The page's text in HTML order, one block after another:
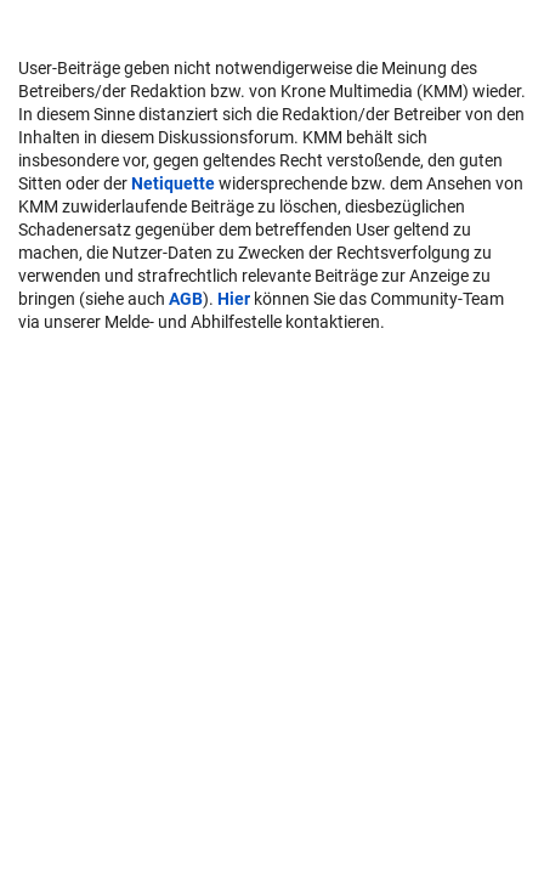
User-Beiträge geben nicht notwendigerweise die Meinung des
Betreibers/der Redaktion bzw. von Krone Multimedia (KMM) wieder.
In diesem Sinne distanziert sich die Redaktion/der Betreiber von den
Inhalten in diesem Diskussionsforum. KMM behält sich
insbesondere vor, gegen geltendes Recht verstoßende, den guten
Sitten oder derNetiquettewidersprechende bzw. dem Ansehen von
KMM zuwiderlaufende Beiträge zu löschen, diesbezüglichen
Schadenersatz gegenüber dem betreffenden User geltend zu
machen, die Nutzer-Daten zu Zwecken der Rechtsverfolgung zu
verwenden und strafrechtlich relevante Beiträge zur Anzeige zu
bringen (siehe auch AGB). Hier können Sie das Community-Team
via unserer Melde- und Abhilfestelle kontaktieren.